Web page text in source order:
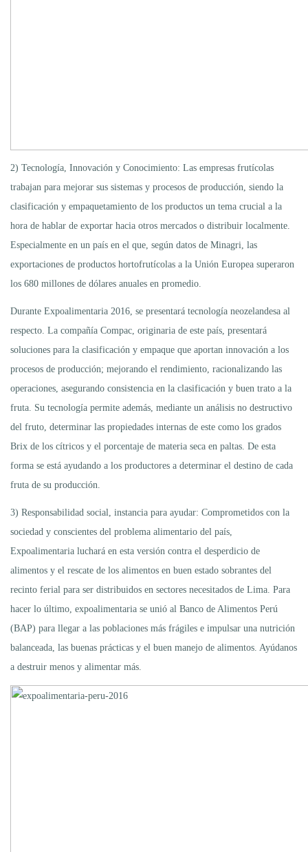
2) Tecnología, Innovación y Conocimiento: Las empresas frutícolas
trabajan para mejorar sus sistemas y procesos de producción, siendo la
clasificación y empaquetamiento de los productos un tema crucial a la
hora de hablar de exportar hacia otros mercados o distribuir localmente.
Especialmente en un país en el que, según datos de Minagri, las
exportaciones de productos hortofrutícolas a la Unión Europea superaron
los 680 millones de dólares anuales en promedio.
Durante Expoalimentaria 2016, se presentará tecnología neozelandesa al
respecto. La compañía Compac, originaria de este país, presentará
soluciones para la clasificación y empaque que aportan innovación a los
procesos de producción; mejorando el rendimiento, racionalizando las
operaciones, asegurando consistencia en la clasificación y buen trato a la
fruta. Su tecnología permite además, mediante un análisis no destructivo
del fruto, determinar las propiedades internas de este como los grados
Brix de los cítricos y el porcentaje de materia seca en paltas. De esta
forma se está ayudando a los productores a determinar el destino de cada
fruta de su producción.
3) Responsabilidad social, instancia para ayudar: Comprometidos con la
sociedad y conscientes del problema alimentario del país,
Expoalimentaria luchará en esta versión contra el desperdicio de
alimentos y el rescate de los alimentos en buen estado sobrantes del
recinto ferial para ser distribuidos en sectores necesitados de Lima. Para
hacer lo último, expoalimentaria se unió al Banco de Alimentos Perú
(BAP) para llegar a las poblaciones más frágiles e impulsar una nutrición
balanceada, las buenas prácticas y el buen manejo de alimentos. Ayúdanos
a destruir menos y alimentar más.